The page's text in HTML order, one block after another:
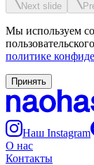
Next slide
Мы используем
политике
Принять
Наш Instagram
О нас
Контакты